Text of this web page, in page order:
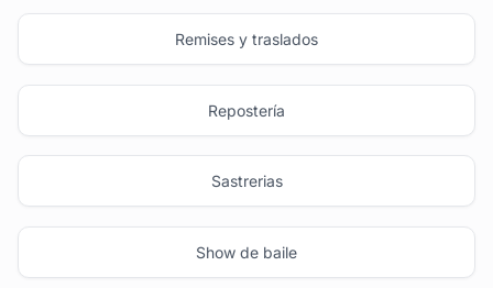
Remises y traslados
Repostería
Sastrerias
Show de baile